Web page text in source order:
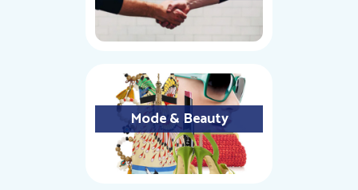
Mode & Beauty